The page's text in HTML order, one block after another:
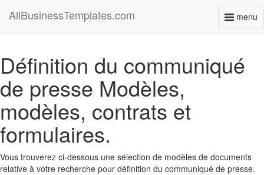
menu
AllBusinessTemplates.com
Définition du communiqué
de presse Modèles,
modèles, contrats et
formulaires.
Vous trouverez ci-dessous une sélection de modèles de documents
relative à votre recherche pour définition du communiqué de presse.